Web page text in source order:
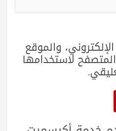
والموقع
لاستخدامها